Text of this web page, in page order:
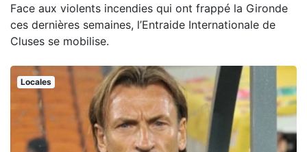
Face aux violents incendies qui ont frappé la Gironde
ces dernières semaines, l’Entraide Internationale de
Cluses se mobilise.
Locales